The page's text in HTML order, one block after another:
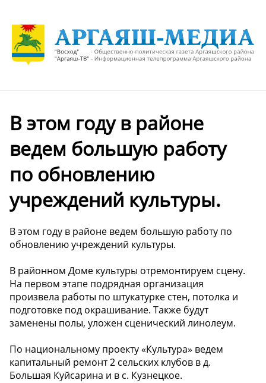
В этом году в районе
ведем большую работу
по обновлению
учреждений культуры.
В этом году в районе ведем большую работу по
обновлению учреждений культуры.
В районном Доме культуры отремонтируем сцену.
На первом этапе подрядная организация
произвела работы по штукатурке стен, потолка и
подготовке под окрашивание. Также будут
заменены полы, уложен сценический линолеум.
По национальному проекту «Культура» ведем
капитальный ремонт 2 сельских клубов в д.
Большая Куйсарина и в с. Кузнецкое.